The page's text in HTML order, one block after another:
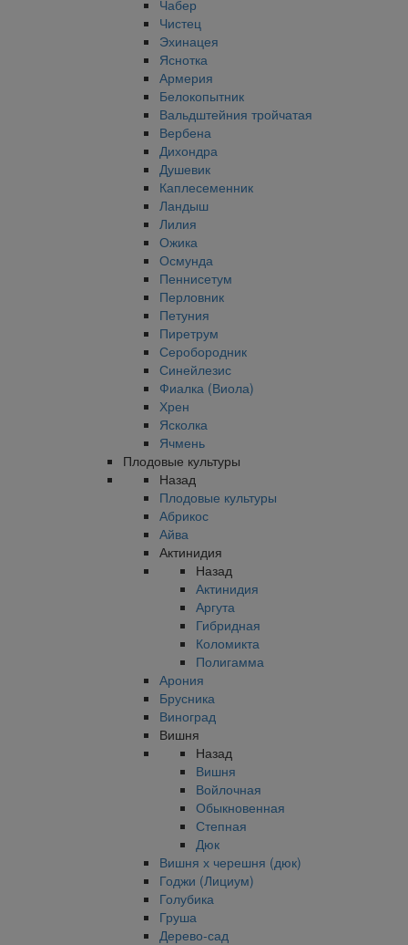
Чабер
Чистец
Эхинацея
Яснотка
Армерия
Белокопытник
Вальдштейния тройчатая
Вербена
Дихондра
Душевик
Каплесеменник
Ландыш
Лилия
Ожика
Осмунда
Пеннисетум
Перловник
Петуния
Пиретрум
Серобородник
Синейлезис
Фиалка (Виола)
Хрен
Ясколка
Ячмень
Плодовые культуры
Назад
Плодовые культуры
Абрикос
Айва
Актинидия
Назад
Актинидия
Аргута
Гибридная
Коломикта
Полигамма
Арония
Брусника
Виноград
Вишня
Назад
Вишня
Войлочная
Обыкновенная
Степная
Дюк
Вишня х черешня (дюк)
Годжи (Лициум)
Голубика
Груша
Дерево-сад